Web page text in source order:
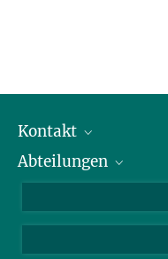
Kontakt
Mitarbeiterverzeichnis
Abteilungen
Kolloidchemie